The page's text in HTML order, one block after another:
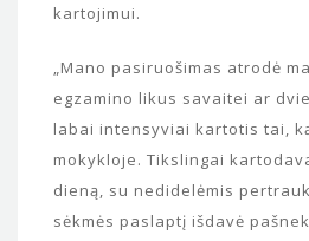
kartojimui.
„Mano pasiruošimas atrodė
egzamino likus savaitei ar
labai intensyviai kartotis tai,
mokykloje. Tikslingai
dieną, su nedidelėmis
sėkmės paslaptį išdavė